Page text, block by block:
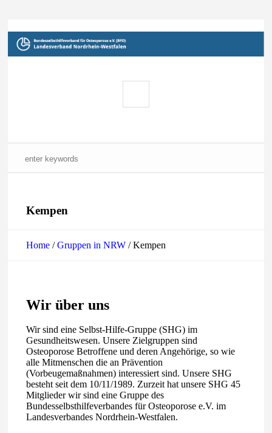
Kempen
Home /Gruppen in NRW /Kempen
Wir über uns
Wir sind eine Selbst-Hilfe-Gruppe (SHG) im
Gesundheitswesen. Unsere Zielgruppen sind
Osteoporose Betroffene und deren Angehörige, so wie
alle Mitmenschen die an Prävention
(Vorbeugemaßnahmen) interessiert sind. Unsere SHG
besteht seit dem 10/11/1989. Zurzeit hat unsere SHG 45
Mitglieder wir sind eine Gruppe des
Bundesselbsthilfeverbandes für Osteoporose e.V. im
Landesverbandes Nordrhein-Westfalen.